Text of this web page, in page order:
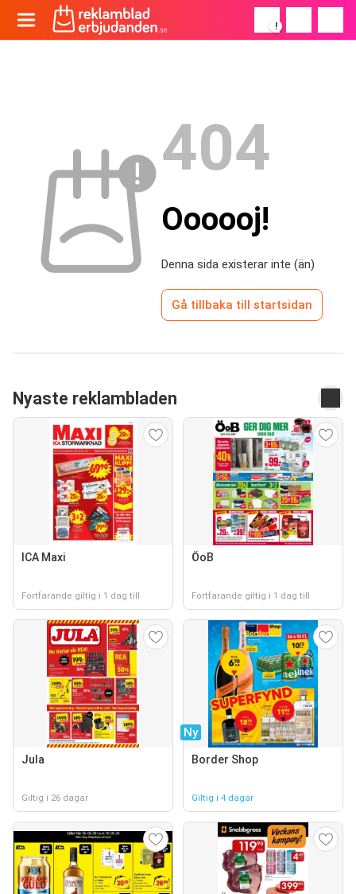
!
404
Oooooj!
Denna sida existerar inte (än)
Gå tillbaka till startsidan
Nyaste reklambladen
ICA Maxi
Fortfarande giltig i 1 dag till
ÖoB
Fortfarande giltig i 1 dag till
Jula
Giltig i 26 dagar
Ny
Border Shop
Giltig i 4 dagar